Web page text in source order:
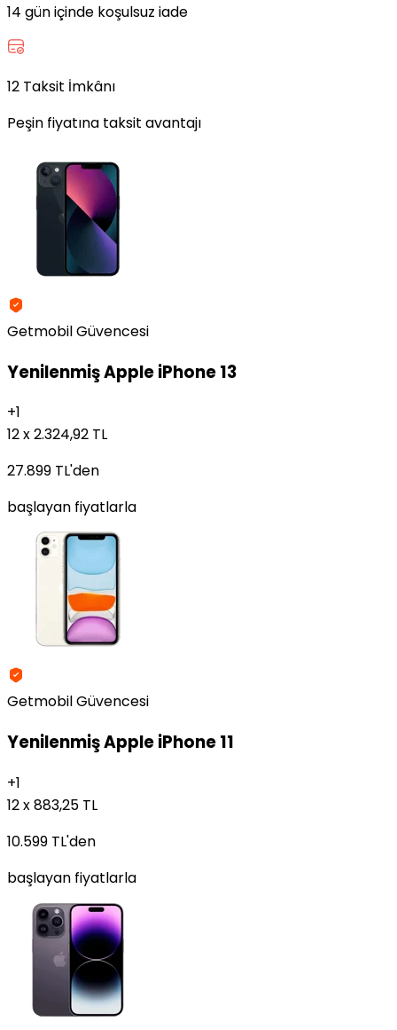
14 gün içinde koşulsuz iade
12 Taksit İmkânı
Peşin fiyatına taksit avantajı
Getmobil Güvencesi
YenilenmişApple iPhone 13
+1
12 x 2.324,92 TL
27.899 TL'den
başlayan fiyatlarla
Getmobil Güvencesi
YenilenmişApple iPhone 11
+1
12 x 883,25 TL
10.599 TL'den
başlayan fiyatlarla